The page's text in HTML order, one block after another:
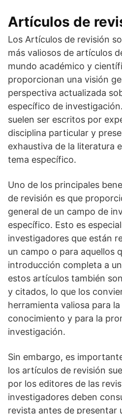
Artículos de
Los Artículos de revisión
más valiosos de artículos
mundo académico y
proporcionan una visión
perspectiva actualizada
específico de
suelen ser escritos por
disciplina particular y
exhaustiva de la literatura
tema específico.
Uno de los principales
de revisión es que
general de un campo de
específico. Esto es
investigadores que están
un campo o para aquellos
introducción completa a
estos artículos también
y citados, lo que los
herramienta valiosa para
conocimiento y para la
investigación.
Sin embargo, es
los artículos de revisión
por los editores de las
investigadores deben
revista antes de presentar